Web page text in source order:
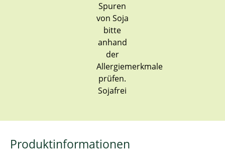
Sojafrei
Produktinformationen